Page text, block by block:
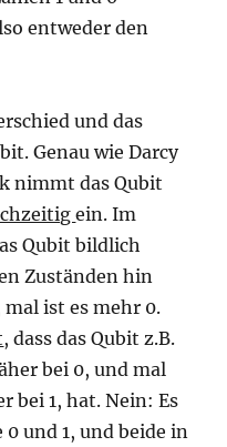
entweder den
und das
Genau wie Darcy
nimmt das Qubit
ein. Im
Qubit bildlich
Zuständen hin
ist es mehr 0.
, dass das Qubit z.B.
bei 0, und mal
bei 1, hat. Nein: Es
und 1, und beide in